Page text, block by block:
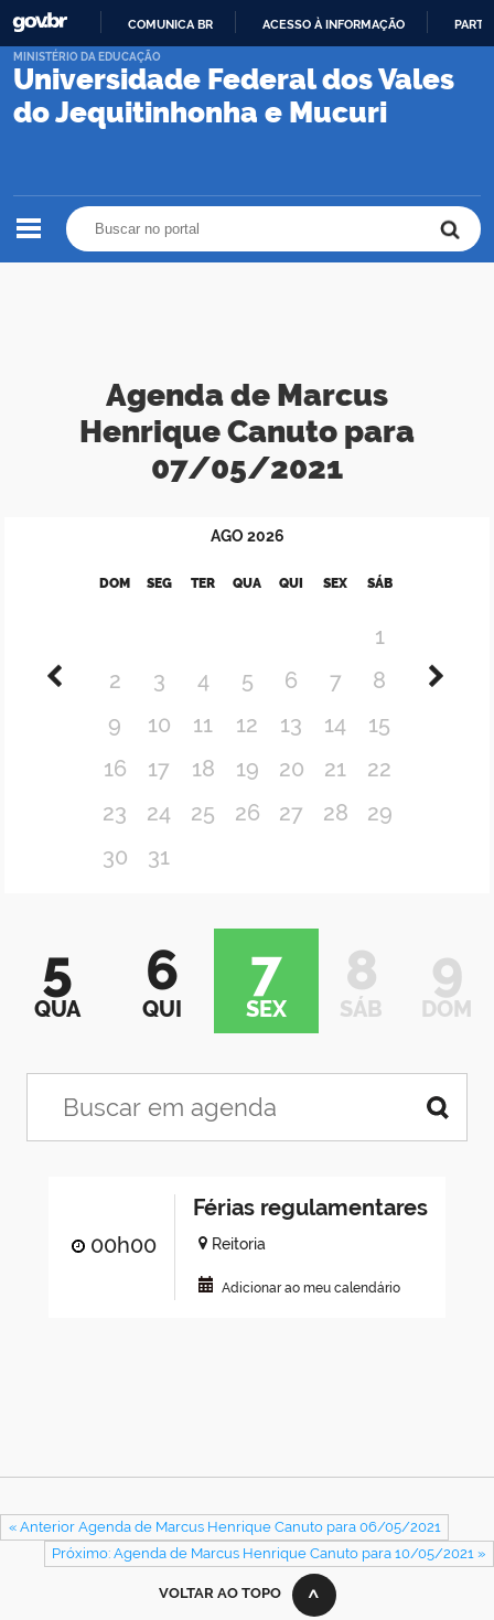
PARA
CONTEÚDO
COMUNICA BR ACESSO À INFORMAÇÃO
Universidade Federal dos Vales
do Jequitinhonha e Mucuri
MINISTÉRIO DA EDUCAÇÃO
Agenda de Marcus
Henrique Canuto para
07/05/2021
AGO 2026
DOM SEG TER QUA QUI SEX SÁB
1
2
3 4 5 6 7
8
9
10 11 12 13 14
15
16
17 18 19 20 21
22
23
24 25 26 27 28
29
30
31
5
QUA
6
QUI
7
SEX
8
SÁB
9
DOM
00h00
Férias regulamentares
Reitoria
Adicionar ao meu calendário
« Anterior Agenda de Marcus Henrique Canuto para 06/05/2021
Próximo: Agenda de Marcus Henrique Canuto para 10/05/2021 »
VOLTAR AO TOPO